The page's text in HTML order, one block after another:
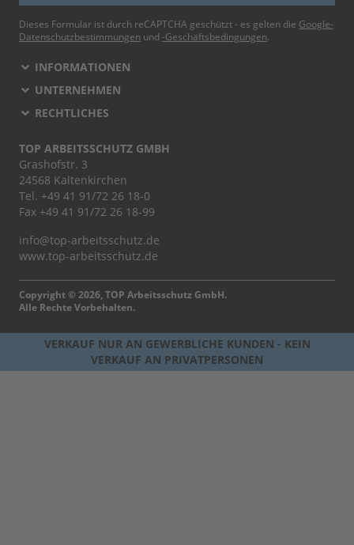
Dieses Formular ist durch reCAPTCHA geschützt - es gelten die Google-
Datenschutzbestimmungen und -Geschäftsbedingungen.
INFORMATIONEN
UNTERNEHMEN
RECHTLICHES
TOP ARBEITSSCHUTZ GMBH
Grashofstr. 3
24568 Kaltenkirchen
Tel. +49 41 91/72 26 18-0
Fax +49 41 91/72 26 18-99
info@top-arbeitsschutz.de
www.top-arbeitsschutz.de
Copyright © 2026, TOP Arbeitsschutz GmbH.
Alle Rechte Vorbehalten.
VERKAUF NUR AN GEWERBLICHE KUNDEN - KEIN
VERKAUF AN PRIVATPERSONEN